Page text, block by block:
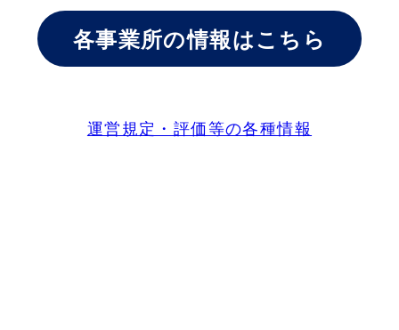
各事業所の情報はこちら
運営規定・評価等の各種情報